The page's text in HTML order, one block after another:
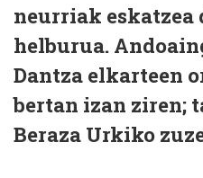
neurriak eskatzea
helburua.
Dantza elkarteen
bertan izan ziren;
Beraza Urkiko